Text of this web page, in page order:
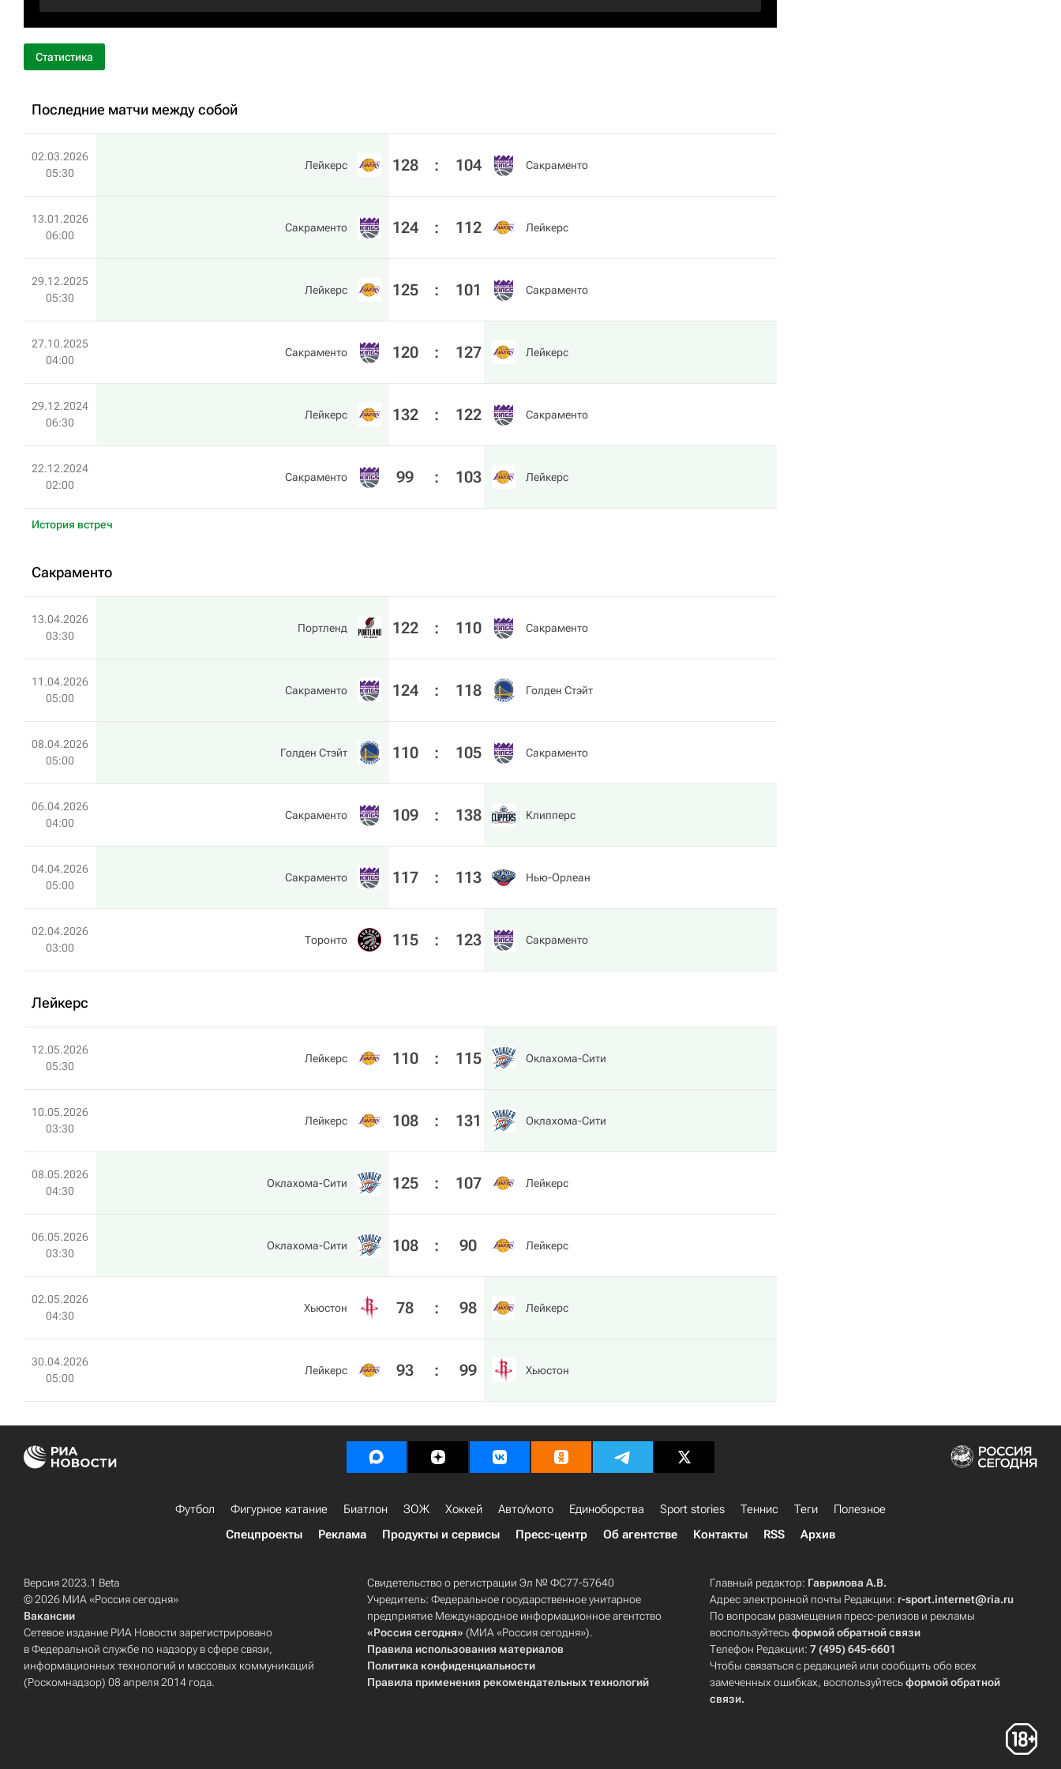
Статистика
Последние матчи между собой
02.03.2026
05:30
Лейкерс 128 : 104 Сакраменто
13.01.2026
06:00
Сакраменто 124 : 112 Лейкерс
29.12.2025
05:30
Лейкерс 125 : 101 Сакраменто
27.10.2025
04:00
Сакраменто 120 : 127 Лейкерс
29.12.2024
06:30
Лейкерс 132 : 122 Сакраменто
22.12.2024
02:00
Сакраменто 99 : 103 Лейкерс
История встреч
Сакраменто
13.04.2026
03:30
Портленд 122 : 110 Сакраменто
11.04.2026
05:00
Сакраменто 124 : 118 Голден Стэйт
08.04.2026
05:00
Голден Стэйт 110 : 105 Сакраменто
06.04.2026
04:00
Сакраменто 109 : 138 Клипперс
04.04.2026
05:00
Сакраменто 117 : 113 Нью-Орлеан
02.04.2026
03:00
Торонто 115 : 123 Сакраменто
Лейкерс
12.05.2026
05:30
Лейкерс 110 : 115 Оклахома-Сити
10.05.2026
03:30
Лейкерс 108 : 131 Оклахома-Сити
08.05.2026
04:30
Оклахома-Сити 125 : 107 Лейкерс
06.05.2026
03:30
Оклахома-Сити 108 : 90 Лейкерс
02.05.2026
04:30
Хьюстон 78 : 98 Лейкерс
30.04.2026
05:00
Лейкерс 93 : 99 Хьюстон
Футбол Фигурное катание Биатлон ЗОЖ Хоккей Авто/мото Единоборства Sport stories Теннис Теги
Полезное
Спецпроекты
Реклама Продукты и сервисы Пресс-центр Об агентстве Контакты RSS Архив
Версия 2023.1 Beta
© 2026 МИА «Россия сегодня»
Вакансии
Сетевое издание РИА Новости зарегистрировано
в Федеральной службе по надзору в сфере связи,
информационных технологий и массовых коммуникаций
(Роскомнадзор) 08 апреля 2014 года.
Свидетельство о регистрации Эл № ФС77-57640
Учредитель: Федеральное государственное унитарное
предприятие Международное информационное агентство
«Россия сегодня» (МИА «Россия сегодня»).
Правила использования материалов
Политика конфиденциальности
Правила применения рекомендательных технологий
Главный редактор: Гаврилова А.В.
Адрес электронной почты Редакции: r-sport.internet@ria.ru
По вопросам размещения пресс-релизов и рекламы
воспользуйтесьформой обратной связи
Телефон Редакции:7 (495) 645-6601
Чтобы связаться с редакцией или сообщить обо всех
замеченных ошибках, воспользуйтесьформой обратной
связи.